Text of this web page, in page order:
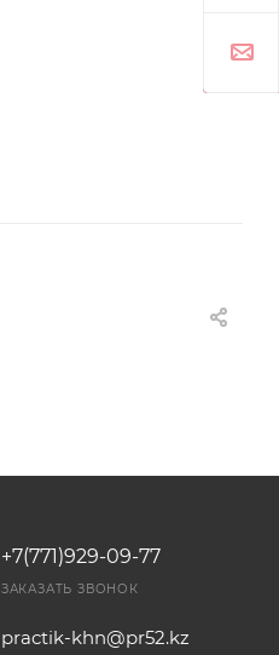
+7(771)929-09-77
ЗАКАЗАТЬ ЗВОНОК
practik-khn@pr52.kz